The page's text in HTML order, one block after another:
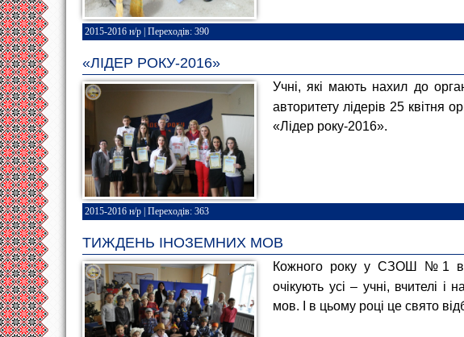
2015-2016 н/р | Переходів: 390
«ЛІДЕР РОКУ-2016»
Учні, які мають нахил до
авторитету лідерів 25 квітня
«Лідер року-2016».
2015-2016 н/р | Переходів: 363
ТИЖДЕНЬ ІНОЗЕМНИХ МОВ
Кожного року у СЗОШ №1
очікують усі – учні, вчителі і
мов. І в цьому році це свято